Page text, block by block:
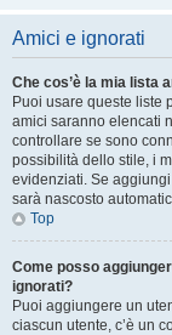
Amici e ignorati
Che cos’è la mia lista
Puoi usare queste liste
amici saranno elencati
controllare se sono
possibilità dello stile, i
evidenziati. Se
sarà nascosto
Top
Come posso
ignorati?
Puoi aggiungere un
ciascun utente, c’è un